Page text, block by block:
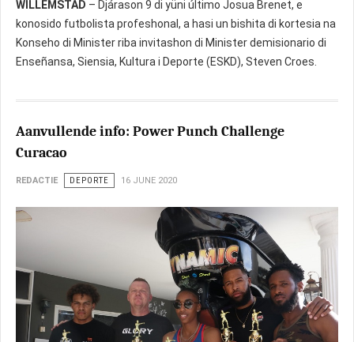
WILLEMSTAD – Djárason 9 di yüni último Josua Brenet, e
konosido futbolista profeshonal, a hasi un bishita di kortesia na
Konseho di Minister riba invitashon di Minister demisionario di
Enseñansa, Siensia, Kultura i Deporte (ESKD), Steven Croes.
Aanvullende info: Power Punch Challenge
Curacao
REDACTIE DEPORTE 16 JUNE 2020